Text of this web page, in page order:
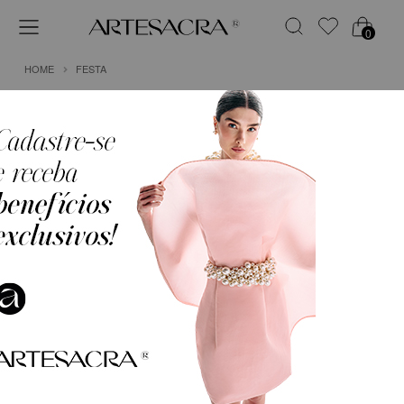
0
HOME FESTA